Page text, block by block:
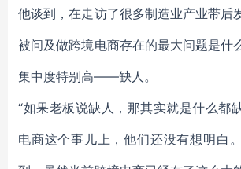
他谈到，在走访了很多制造业产业带后
被问及做跨境电商存在的最大问题是什
集中度特别高——缺人。
“如果老板说缺人，那其实就是什么都
电商这个事儿上，他们还没有想明白